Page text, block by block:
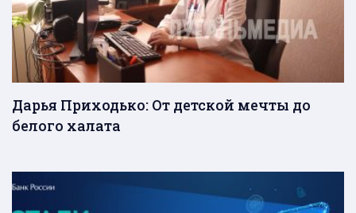
Дарья Приходько: От детской мечты до
белого халата